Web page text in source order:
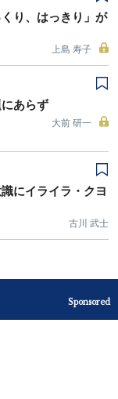
り、はっきり」が
上島 寿子
あらず
大前 研一
にイライラ・クヨ
古川 武士
Sponsored